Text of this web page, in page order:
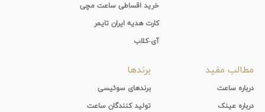
خرید اقساطی ساعت مچی
کارت هدیه ایران تایمر
آی-کلاب
مطالب مفید
درباره ساعت
درباره عینک
برندها
برندهای سوئیسی
تولید کنندگان ساعت